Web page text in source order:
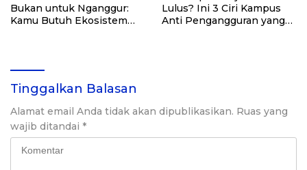
Bukan untuk Nganggur:
Kamu Butuh Ekosistem
Lulus? Ini 3 Ciri Kampus
Anti Pengangguran yang
Tinggalkan Balasan
Alamat email Anda tidak akan dipublikasikan. Ruas yang
wajib ditandai *